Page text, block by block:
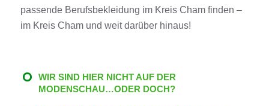
passende Berufsbekleidung im Kreis Chamfinden –
im Kreis Chamund weit darüber hinaus!
WIR SIND HIER NICHT AUF DER
MODENSCHAU…ODER DOCH?